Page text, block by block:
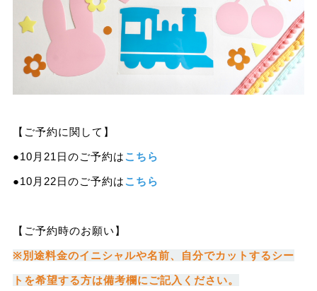
【ご予約に関して】
●10月21日のご予約はこちら
●10月22日のご予約はこちら
【ご予約時のお願い】
※別途料金のイニシャルや名前、自分でカットするシー
トを希望する方は備考欄にご記入ください。